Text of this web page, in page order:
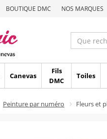
BOUTIQUE DMC NOS MARQUES
Canevas
Fils
DMC
Toiles
Peinture par numéro Fleurs et